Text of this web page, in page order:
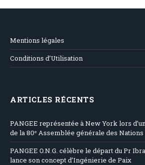
Mentions légales
Conditions d’Utilisation
ARTICLES RÉCENTS
PANGEE représentée à New York lors
de la 80ᵉ Assemblée générale des Nations
PANGEE O.N.G. célèbre le départ du Pr
lance son concept d’Ingénierie de Paix